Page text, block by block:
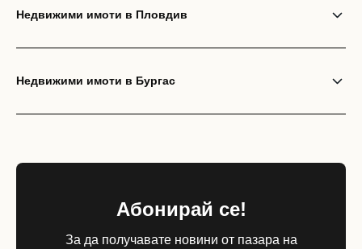
Недвижими имоти в Пловдив
Недвижими имоти в Бургас
Абонирай се!
За да получавате новини от пазара на